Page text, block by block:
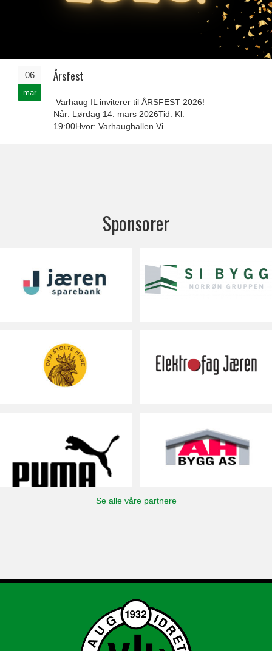
06
mar
Årsfest
Varhaug IL inviterer til ÅRSFEST 2026!
Når: Lørdag 14. mars 2026Tid: Kl.
19:00Hvor: Varhaughallen Vi...
Sponsorer
Se alle våre partnere